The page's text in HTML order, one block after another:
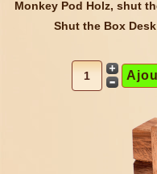
Shut the Box